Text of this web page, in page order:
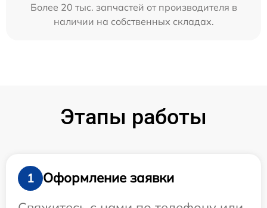
Более 20 тыс. запчастей от производителя в
наличии на собственных складах.
Этапы работы
1
Оформление заявки